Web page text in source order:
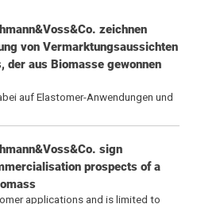
zeichnen
von Vermarktungsaussichten
aus Biomasse gewonnen
auf Elastomer-Anwendungen und
sign
prospects of a
applications and is limited to